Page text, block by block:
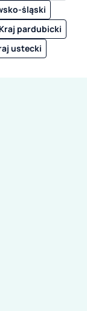
śląski
pardubicki
ustecki